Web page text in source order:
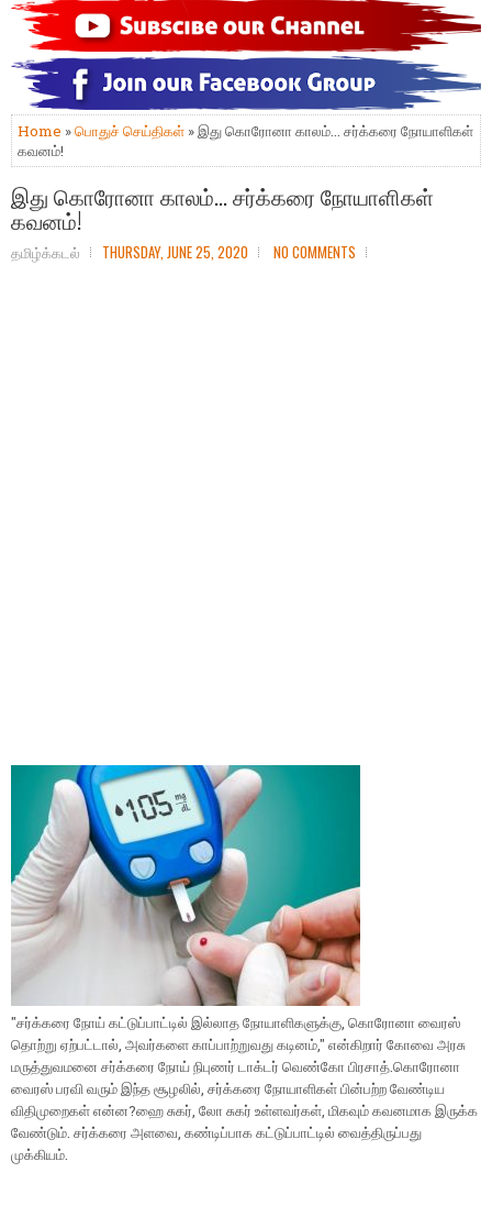
Home »பொதுச் செய்திகள் » இது கொரோனா காலம்... சர்க்கரை நோயாளிகள்
கவனம்!
இது கொரோனா காலம்... சர்க்கரை நோயாளிகள்
கவனம்!
தமிழ்க்கடல் THURSDAY, JUNE 25, 2020 NO COMMENTS
''சர்க்கரை நோய் கட்டுப்பாட்டில் இல்லாத நோயாளிகளுக்கு, கொரோனா வைரஸ்
தொற்று ஏற்பட்டால், அவர்களை காப்பாற்றுவது கடினம்,'' என்கிறார் கோவை அரசு
மருத்துவமனை சர்க்கரை நோய் நிபுணர் டாக்டர் வெண்கோ பிரசாத்.கொரோனா
வைரஸ் பரவி வரும் இந்த சூழலில், சர்க்கரை நோயாளிகள் பின்பற்ற வேண்டிய
விதிமுறைகள் என்ன?ஹை சுகர், லோ சுகர் உள்ளவர்கள், மிகவும் கவனமாக இருக்க
வேண்டும். சர்க்கரை அளவை, கண்டிப்பாக கட்டுப்பாட்டில் வைத்திருப்பது
முக்கியம்.